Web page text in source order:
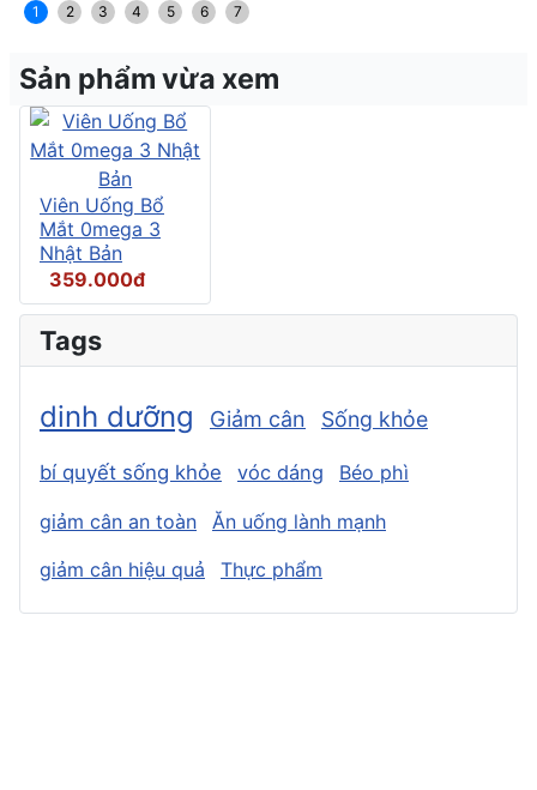
1 2 3 4 5 6 7
Sản phẩm vừa xem
Viên Uống Bổ
Mắt 0mega 3
Nhật Bản
359.000đ
Tags
dinh dưỡng Giảm cân Sống khỏe
bí quyết sống khỏe vóc dáng Béo phì
giảm cân an toàn
Ăn uống lành mạnh
giảm cân hiệu quả
Thực phẩm